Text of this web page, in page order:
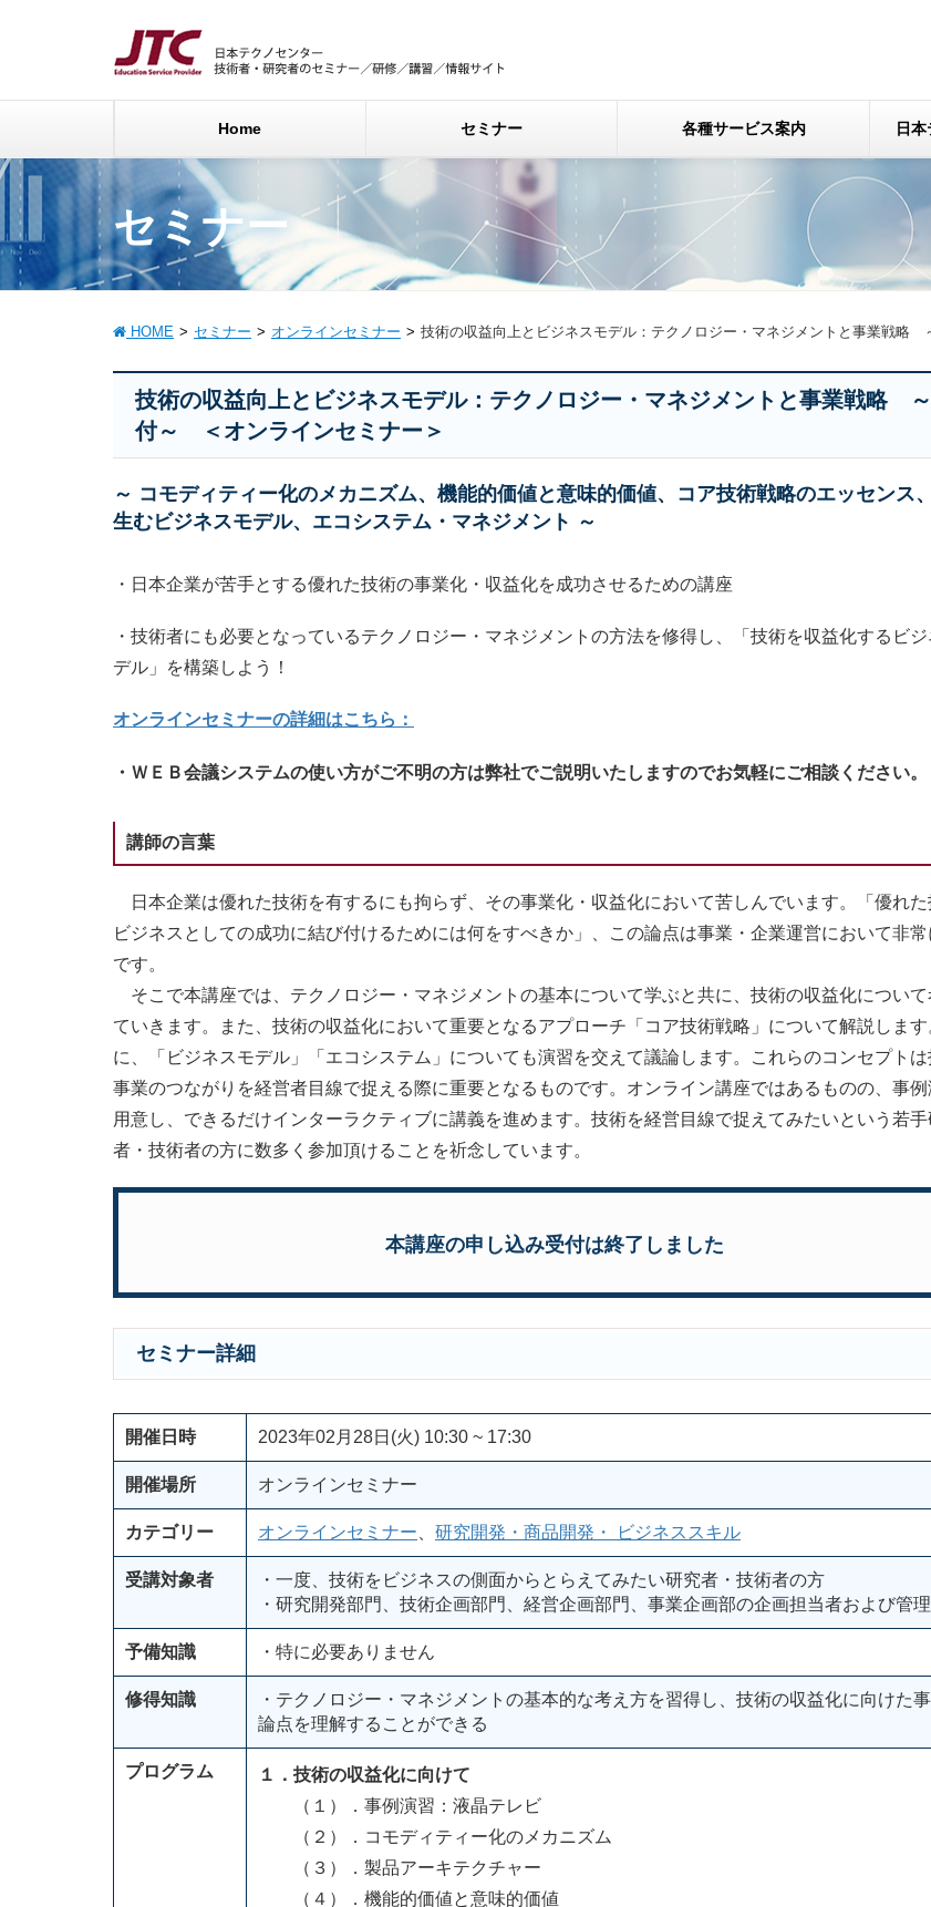
Home セミナー 各種サービス案内 日
セミナー
HOME セミナー オンラインセミナー 技術の収益向上とビジネスモデル：テクノロジー・マネジメントと事業戦略
技術の収益向上とビジネスモデル：テクノロジー・マネジメントと事業戦略
付～ ＜オンラインセミナー＞
～ コモディティー化のメカニズム、機能的価値と意味的価値、コア技術戦略のエッセンス
生むビジネスモデル、エコシステム・マネジメント ～
・日本企業が苦手とする優れた技術の事業化・収益化を成功させるための講座
・技術者にも必要となっているテクノロジー・マネジメントの方法を修得し、「技術を収益化するビ
デル」を構築しよう！
オンラインセミナーの詳細はこちら：
・ＷＥＢ会議システムの使い方がご不明の方は弊社でご説明いたしますのでお気軽にご相談ください。
講師の言葉
日本企業は優れた技術を有するにも拘らず、その事業化・収益化において苦しんでいます。「優れた
ビジネスとしての成功に結び付けるためには何をすべきか」、この論点は事業・企業運営において非
です。
そこで本講座では、テクノロジー・マネジメントの基本について学ぶと共に、技術の収益化について
ていきます。また、技術の収益化において重要となるアプローチ「コア技術戦略」について解説します
に、「ビジネスモデル」「エコシステム」についても演習を交えて議論します。これらのコンセプトは
事業のつながりを経営者目線で捉える際に重要となるものです。オンライン講座ではあるものの、事例
用意し、できるだけインターラクティブに講義を進めます。技術を経営目線で捉えてみたいという若手
者・技術者の方に数多く参加頂けることを祈念しています。
本講座の申し込み受付は終了しました
セミナー詳細
開催日時 2023年02月28日(火) 10:30 ~ 17:30
開催場所 オンラインセミナー
カテゴリー オンラインセミナー 研究開発・商品開発・ ビジネススキル
受講対象者
・一度、技術をビジネスの側面からとらえてみたい研究者・技術者の方
・研究開発部門、技術企画部門、経営企画部門、事業企画部の企画担当者および管
予備知識 ・特に必要ありません
修得知識
・テクノロジー・マネジメントの基本的な考え方を習得し、技術の収益化に向けた
論点を理解することができる
プログラム
１．技術の収益化に向けて
（１）．事例演習：液晶テレビ
（２）．コモディティー化のメカニズム
（３）．製品アーキテクチャー
（４）．機能的価値と意味的価値